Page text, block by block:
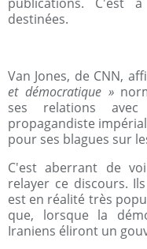
destinées.
Van Jones, de CNN,
et démocratique »
ses relations
propagandiste
pour ses blagues sur
C'est aberrant de
relayer ce discours.
est en réalité très
que, lorsque la
Iraniens éliront un